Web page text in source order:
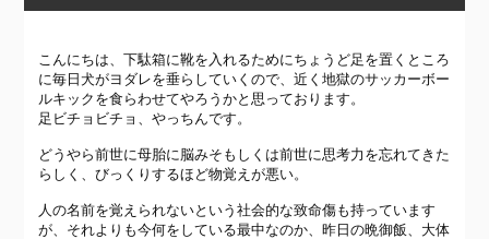
こんにちは、下駄箱に靴を入れるためにちょうど足を置くところ
に毎日犬がヨダレを垂らしていくので、近く地獄のサッカーボー
ルキックを食らわせてやろうかと思っております。
足ビチョビチョ、やっちんです。
どうやら前世に母胎に脳みそもしくは前世に思考力を忘れてきた
らしく、びっくりするほど物覚えが悪い。
人の名前を覚えられないという社会的な致命傷も持っています
が、それよりも今何をしている最中なのか、昨日の晩御飯、大体